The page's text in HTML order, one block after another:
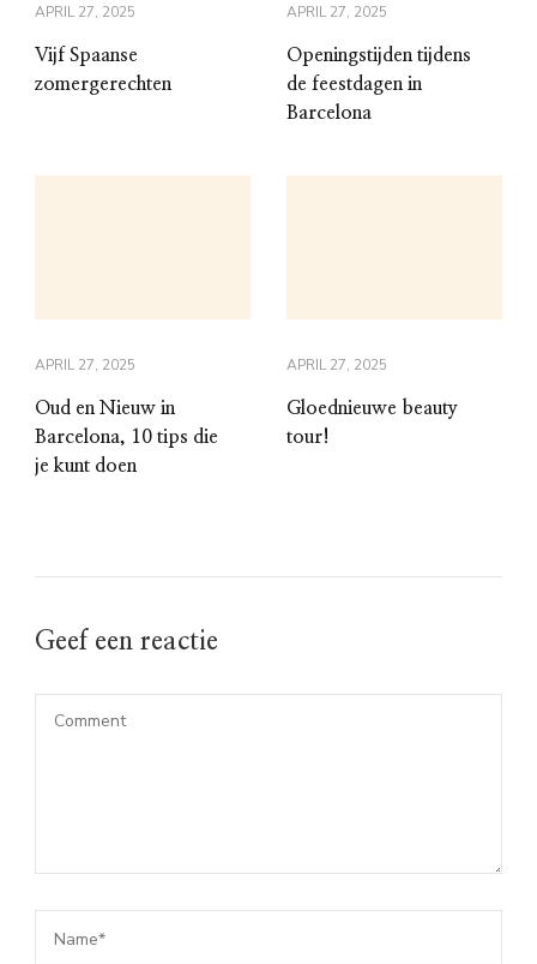
APRIL 27, 2025
Vijf Spaanse
zomergerechten
APRIL 27, 2025
Openingstijden tijdens
de feestdagen in
Barcelona
APRIL 27, 2025
Oud en Nieuw in
Barcelona, 10 tips die
je kunt doen
APRIL 27, 2025
Gloednieuwe beauty
tour!
Geef een reactie